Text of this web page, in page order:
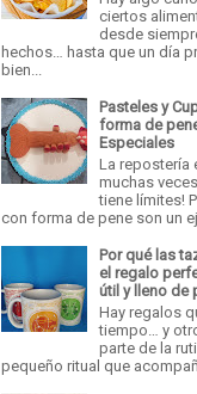
ciertos
desde
hechos… hasta que un día
bien...
Pasteles y
forma de
Especiales
La repostería
muchas
tiene límites!
con forma de pene son un
Por qué las
el regalo
útil y lleno de
Hay regalos
tiempo… y
parte de la
pequeño ritual que